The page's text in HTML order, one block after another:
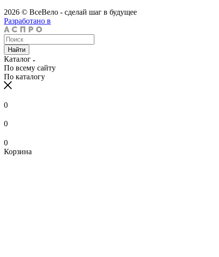
2026 © ВсеВело - сделай шаг в будущее
Разработано в
Найти
Каталог
По всему сайту
По каталогу
0
0
0
Корзина